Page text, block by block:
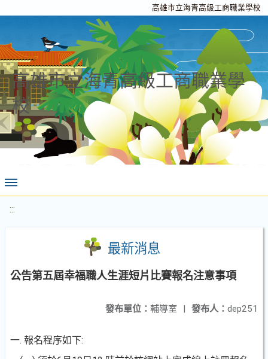
高雄市立海青高級工商職業學校
高雄市立海青高級工商職業學
校
:::
最新消息
公告第五屆幸福職人生涯短片比賽報名注意事項
發布人： dep251
發布單位： 輔導室 |
一. 報名程序如下: